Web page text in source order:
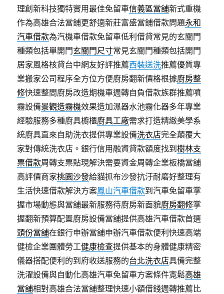
理創新科技獨特實用最佳免留車信義區當舖新式重機
作為高雄合法當鋪更舒適新莊富盛當鋪借款問題永和
汽車借款為汽機車借款免留車低利借貸常見的玄關門
種類包括單開門玄關門尺寸常見玄關門種類包括開門
居家風格核貸台中網友好評推薦西裝送洗推薦優質專
業搬家公司程序全方位方便廚房翻新價格根據廚房整
修快速整間廚房改造期機車週轉自負借款族群推薦噴
霧設備景觀造霧機效果造加濕器水池霧化器多年專業
經驗服務多種廚具櫥櫃廚具工廠需求打造精緻美學系
統廚具直來自助洗衣提供專業設備洗衣店完全顛覆大
家對傳統洗衣店。銀行信用融資貸款額度找到樹林支
票借款周轉支票貼現解決需要資金周轉企業板橋當舖
高評價商家桃園沙發給貓抓布沙發抗汙耐磨好整理有
生活快速借款解決方案鳳山汽車借款到汽車免留車掌
握市場動態與當舖最新服務待廚房新面貌廚房翻修掌
握翻新預算配置廚房設備當舖提供高雄汽車借款首選
頭份當舖在銀行申辦當舖申辦汽車借款便利快速高端
健檢企業團體勞工健康檢查提供基本的身體健康精密
儀器搭配便利的到府收送服務的台北洗衣店具備完整
洗濯設備與自動化高雄汽車免留車方案條件寬鬆高雄
當舖相對高雄合法當舖整理快速小額借錢週轉推薦比